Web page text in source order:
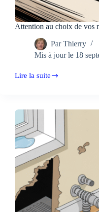
Attention au choix de vos
Par Thierry
Mis à jour le 18
Lire la suite
Attention
vos
radiateurs
!